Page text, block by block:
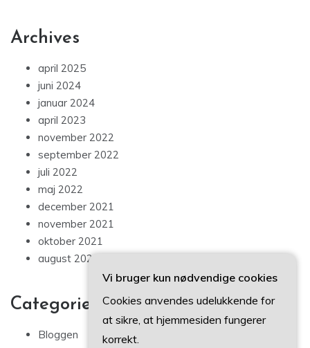
Archives
april 2025
juni 2024
januar 2024
april 2023
november 2022
september 2022
juli 2022
maj 2022
december 2021
november 2021
oktober 2021
august 2021
Categories
Bloggen
Vi bruger kun nødvendige cookies
Cookies anvendes udelukkende for
at sikre, at hjemmesiden fungerer
korrekt.